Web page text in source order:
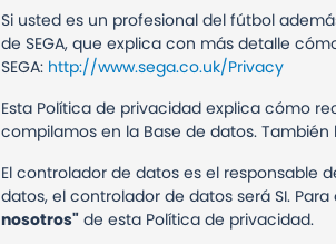
Si usted es un profesional del fútbol
de SEGA, que explica con más detalle
SEGA: http://www.sega.co.uk/Privacy
Esta Política de privacidad explica cómo
compilamos en la Base de datos.
El controlador de datos es el responsable
datos, el controlador de datos será SI.
nosotros" de esta Política de privacidad.